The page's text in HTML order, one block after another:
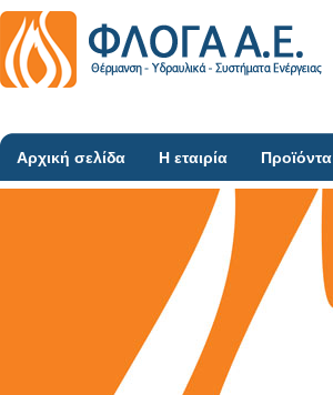
Αρχική σελίδα Η εταιρία Προϊόντα